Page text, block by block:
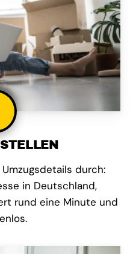
durch:
in Deutschland,
rund eine Minute und